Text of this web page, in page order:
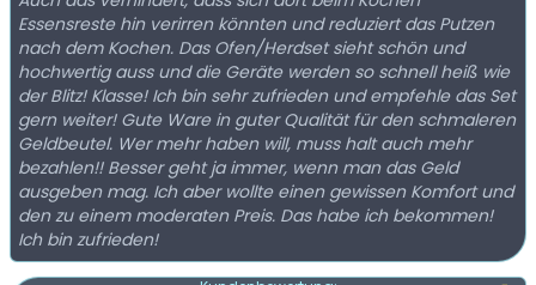
Essensreste hin verirren könnten und reduziert das Putzen
nach dem Kochen. Das Ofen/Herdset sieht schön und
hochwertig auss und die Geräte werden so schnell heiß wie
der Blitz! Klasse! Ich bin sehr zufrieden und empfehle das Set
gern weiter! Gute Ware in guter Qualität für den schmaleren
Geldbeutel. Wer mehr haben will, muss halt auch mehr
bezahlen!! Besser geht ja immer, wenn man das Geld
ausgeben mag. Ich aber wollte einen gewissen Komfort und
den zu einem moderaten Preis. Das habe ich bekommen!
Ich bin zufrieden!